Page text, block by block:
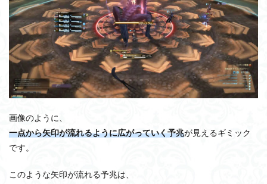
画像のように、
一点から矢印が流れるように広がっていく予兆が見えるギミック
です。
このような矢印が流れる予兆は、